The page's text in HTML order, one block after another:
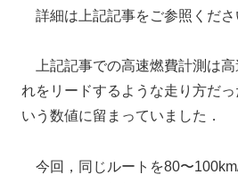
詳細は上記記事をご参照くださ
上記記事での高速燃費計測は
れをリードするような走り方だ
いう数値に留まっていました．
今回，同じルートを80〜